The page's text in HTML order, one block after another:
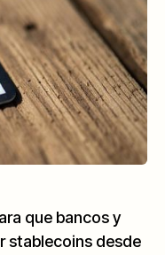
que bancos y
stablecoins desde